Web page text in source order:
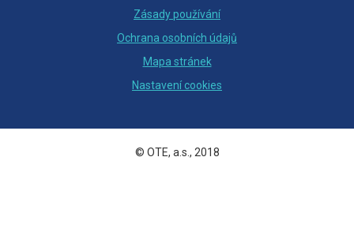
Zásady používání
Ochrana osobních údajů
Mapa stránek
Nastavení cookies
© OTE, a.s., 2018